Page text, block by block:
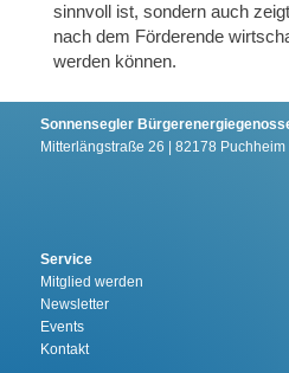
sinnvoll ist, sondern auch
nach dem Förderende
werden können.
Sonnensegler
Mitterlängstraße 26 | 82178 Puchheim
Service
Mitglied werden
Newsletter
Events
Kontakt